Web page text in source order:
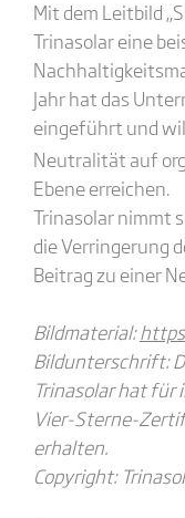
Mit dem Leitbild
Trinasolar eine
Jahr hat das
eingeführt und
Neutralität auf
Ebene erreichen.
Trinasolar nimmt
die Verringerung
Beitrag zu einer
Bildmaterial:
Bildunterschrift:
Trinasolar hat für
Vier-Sterne-
erhalten.
Copyright: